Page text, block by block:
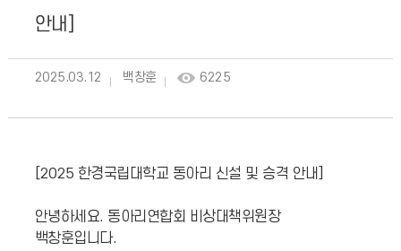
안내]
2025.03.12 백창훈 6225
[2025 한경국립대학교 동아리 신설 및 승격 안내]
안녕하세요. 동아리연합회 비상대책위원장
백창훈입니다.